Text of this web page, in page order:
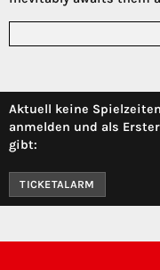
Aktuell keine
anmelden und als
gibt:
TICKETALARM